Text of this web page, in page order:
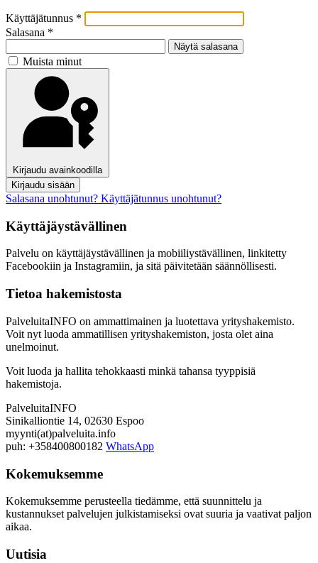
Käyttäjätunnus *
Salasana *
Näytä salasana
Muista minut
Kirjaudu avainkoodilla
Kirjaudu sisään
Salasana unohtunut? Käyttäjätunnus unohtunut?
Käyttäjäystävällinen
Palvelu on käyttäjäystävällinen ja mobiiliystävällinen, linkitetty
Facebookiin ja Instagramiin, ja sitä päivitetään säännöllisesti.
Tietoa hakemistosta
PalveluitaINFO on ammattimainen ja luotettava yrityshakemisto.
Voit nyt luoda ammatillisen yrityshakemiston, josta olet aina
unelmoinut.
Voit luoda ja hallita tehokkaasti minkä tahansa tyyppisiä
hakemistoja.
PalveluitaINFO
Sinikalliontie 14, 02630 Espoo
myynti(at)palveluita.info
puh: +358400800182 WhatsApp
Kokemuksemme
Kokemuksemme perusteella tiedämme, että suunnittelu ja
kustannukset palvelujen julkistamiseksi ovat suuria ja vaativat paljon
aikaa.
Uutisia